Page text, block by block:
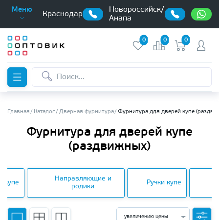
Меню
Краснодар
Новороссийск/
Анапа
0 0 0
Главная Каталог Дверная фурнитура Фурнитура для дверей купе
Фурнитура для дверей купе
(раздвижных)
купе
Направляющие и
ролики
Ручки купе
увеличению цены